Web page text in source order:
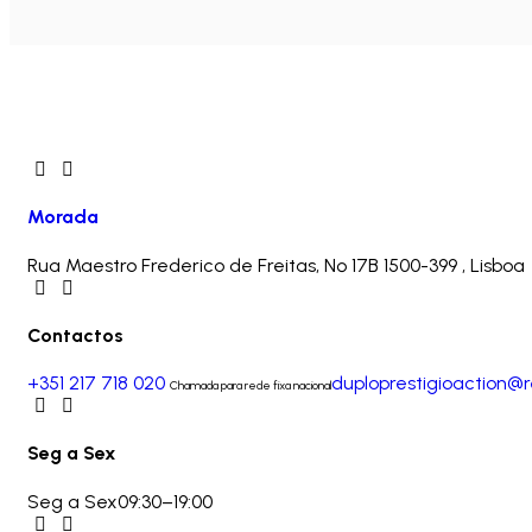
Morada
Rua Maestro Frederico de Freitas, Nº 17B 1500-399 , Lisboa
Contactos
+351 217 718 020 Chamada para rede fixa nacional
Seg a Sex
Seg a Sex09:30–19:00